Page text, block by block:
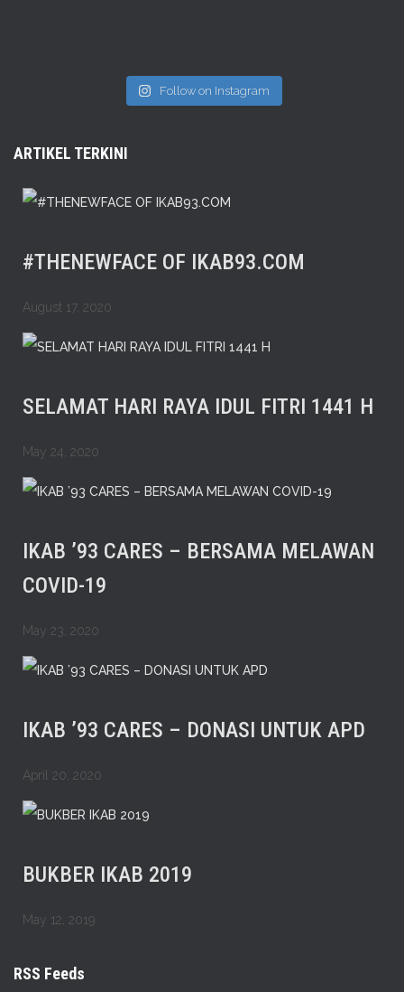
Follow on Instagram
ARTIKEL TERKINI
#THENEWFACE OF IKAB93.COM
August 17, 2020
SELAMAT HARI RAYA IDUL FITRI 1441 H
May 24, 2020
IKAB ’93 CARES – BERSAMA MELAWAN
COVID-19
May 23, 2020
IKAB ’93 CARES – DONASI UNTUK APD
April 20, 2020
BUKBER IKAB 2019
May 12, 2019
RSS Feeds